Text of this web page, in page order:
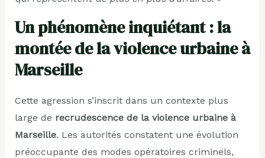
Un phénomène inquiétant : la
montée de la violence urbaine à
Marseille
Cette agression s’inscrit dans un contexte plus
large de recrudescence de la violence urbaine à
Marseille. Les autorités constatent une évolution
préoccupante des modes opératoires criminels,